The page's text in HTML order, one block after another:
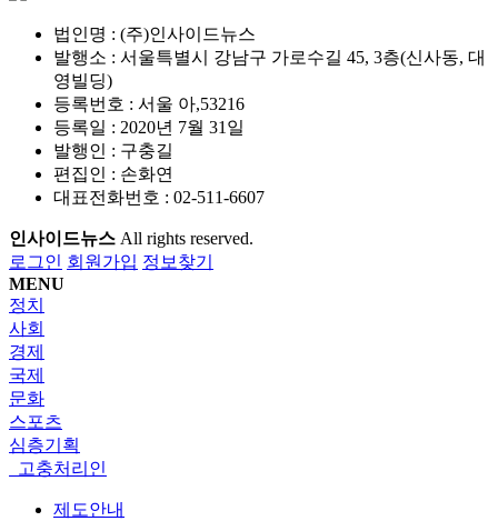
법인명 : (주)인사이드뉴스
발행소 : 서울특별시 강남구 가로수길 45, 3층(신사동, 대
영빌딩)
등록번호 : 서울 아,53216
등록일 : 2020년 7월 31일
발행인 : 구충길
편집인 : 손화연
대표전화번호 : 02-511-6607
인사이드뉴스 All rights reserved.
로그인 회원가입 정보찾기
MENU
정치
사회
경제
국제
문화
스포츠
심층기획
고충처리인
제도안내